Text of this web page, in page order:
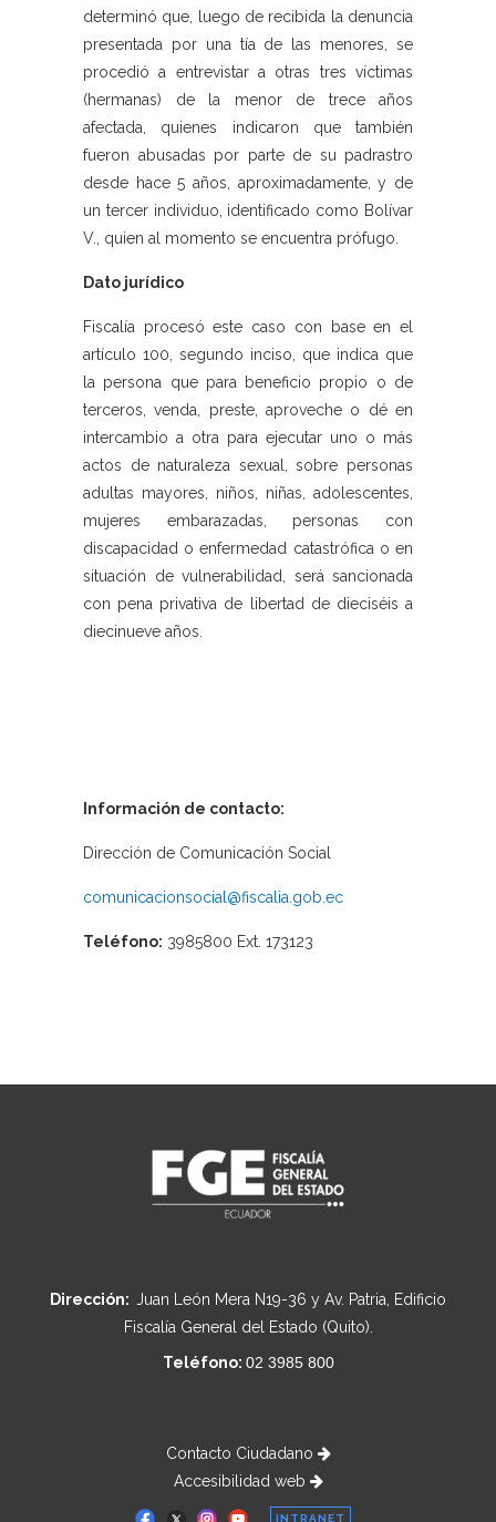
determinó que, luego de recibida la denuncia
presentada por una tía de las menores, se
procedió a entrevistar a otras tres víctimas
(hermanas) de la menor de trece años
afectada, quienes indicaron que también
fueron abusadas por parte de su padrastro
desde hace 5 años, aproximadamente, y de
un tercer individuo, identificado como Bolívar
V., quien al momento se encuentra prófugo.
Dato jurídico
Fiscalía procesó este caso con base en el
artículo 100, segundo inciso, que indica que
la persona que para beneficio propio o de
terceros, venda, preste, aproveche o dé en
intercambio a otra para ejecutar uno o más
actos de naturaleza sexual, sobre personas
adultas mayores, niños, niñas, adolescentes,
mujeres embarazadas, personas con
discapacidad o enfermedad catastrófica o en
situación de vulnerabilidad, será sancionada
con pena privativa de libertad de dieciséis a
diecinueve años.
Información de contacto:
Dirección de Comunicación Social
comunicacionsocial@fiscalia.gob.ec
Teléfono: 3985800 Ext. 173123
Dirección: Juan León Mera N19-36 y Av. Patria, Edificio
Fiscalía General del Estado (Quito).
Teléfono: 02 3985 800
Contacto Ciudadano
Accesibilidad web
INTRANET